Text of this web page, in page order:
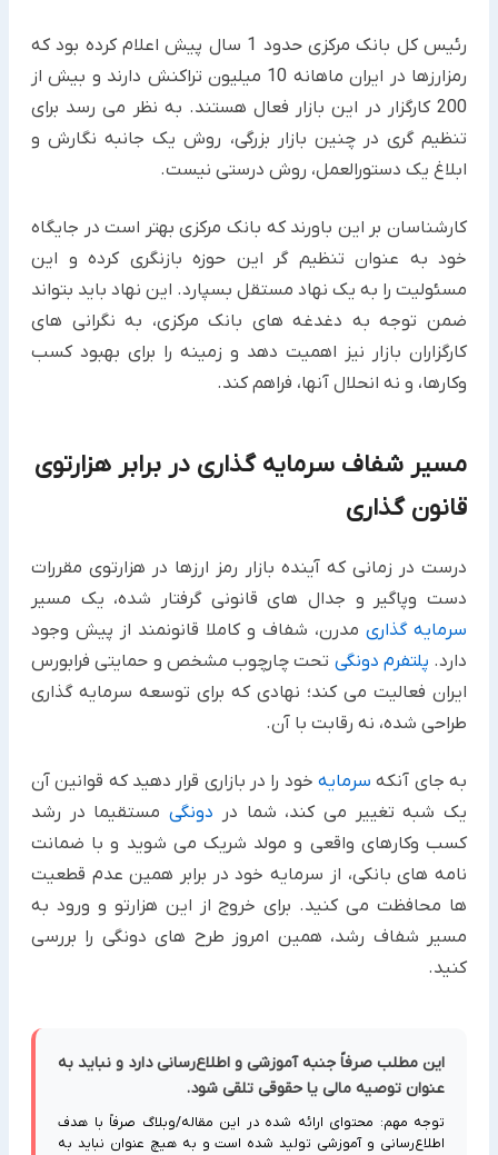
رئیس کل بانک مرکزی حدود 1 سال پیش اعلام کرده بود که
رمزارزها در ایران ماهانه 10 میلیون تراکنش دارند و بیش از
200 کارگزار در این بازار فعال هستند. به نظر می رسد برای
تنظیم گری در چنین بازار بزرگی، روش یک جانبه نگارش و
ابلاغ یک دستورالعمل، روش درستی نیست.
کارشناسان بر این باورند که بانک مرکزی بهتر است در جایگاه
خود به عنوان تنظیم گر این حوزه بازنگری کرده و این
مسئولیت را به یک نهاد مستقل بسپارد. این نهاد باید بتواند
ضمن توجه به دغدغه های بانک مرکزی، به نگرانی های
کارگزاران بازار نیز اهمیت دهد و زمینه را برای بهبود کسب
وکارها، و نه انحلال آنها، فراهم کند.
مسیر شفاف سرمایه گذاری در برابر هزارتوی
قانون گذاری
درست در زمانی که آینده بازار رمز ارزها در هزارتوی مقررات
دست وپاگیر و جدال های قانونی گرفتار شده، یک مسیر
سرمایه گذاری مدرن، شفاف و کاملا قانونمند از پیش وجود
دارد. پلتفرم دونگی تحت چارچوب مشخص و حمایتی فرابورس
ایران فعالیت می کند؛ نهادی که برای توسعه سرمایه گذاری
طراحی شده، نه رقابت با آن.
به جای آنکه سرمایه خود را در بازاری قرار دهید که قوانین آن
یک شبه تغییر می کند، شما در دونگیمستقیما در رشد
کسب وکارهای واقعی و مولد شریک می شوید و با ضمانت
نامه های بانکی، از سرمایه خود در برابر همین عدم قطعیت
ها محافظت می کنید. برای خروج از این هزارتو و ورود به
مسیر شفاف رشد، همین امروز طرح های دونگی را بررسی
کنید.
این مطلب صرفاً جنبه آموزشی و اطلاع‌رسانی دارد و نباید به
عنوان توصیه مالی یا حقوقی تلقی شود.
توجه مهم: محتوای ارائه شده در این مقاله/وبلاگ صرفاً با هدف
اطلاع‌رسانی و آموزشی تولید شده است و به هیچ عنوان نباید به